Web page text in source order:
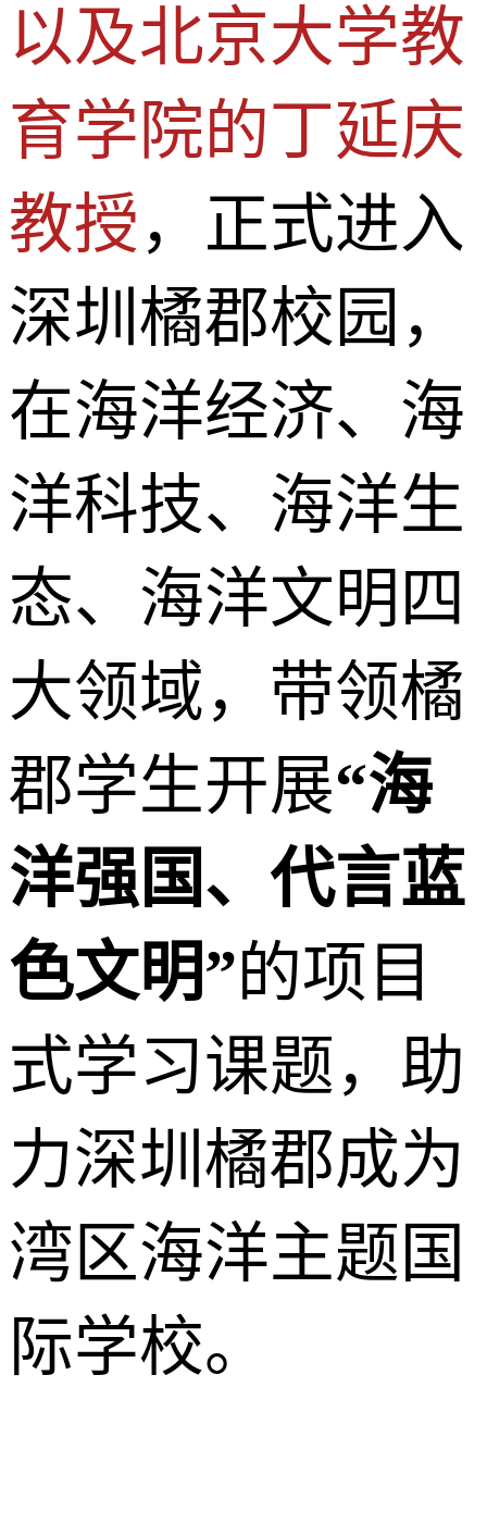
以及北京大学教
育学院的丁延庆
教授，正式进入
深圳橘郡校园，
在海洋经济、海
洋科技、海洋生
态、海洋文明四
大领域，带领橘
郡学生开展“海
洋强国、代言蓝
色文明”的项目
式学习课题，助
力深圳橘郡成为
湾区海洋主题国
际学校。